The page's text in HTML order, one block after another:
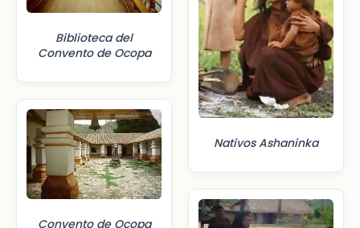
Biblioteca del
Convento de Ocopa
Convento de Ocopa
Nativos Ashaninka